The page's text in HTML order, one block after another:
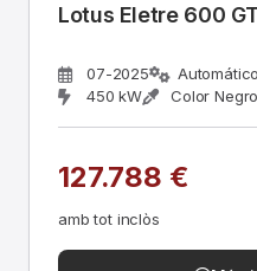
Lotus
07-2025
450 kW
Color Negro
127.788 €
amb tot inclòs